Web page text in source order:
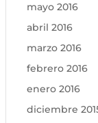
mayo 2016
abril 2016
marzo 2016
febrero 2016
enero 2016
diciembre